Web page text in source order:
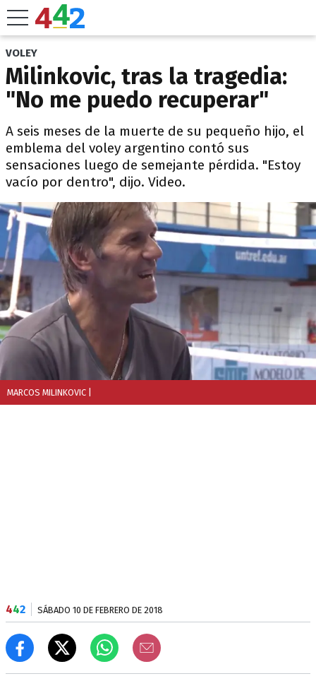
VOLEY
Milinkovic, tras la tragedia:
"No me puedo recuperar"
A seis meses de la muerte de su pequeño hijo, el
emblema del voley argentino contó sus
sensaciones luego de semejante pérdida. "Estoy
vacío por dentro", dijo. Video.
MARCOS MILINKOVIC
442 SÁBADO 10 DE FEBRERO DE 2018